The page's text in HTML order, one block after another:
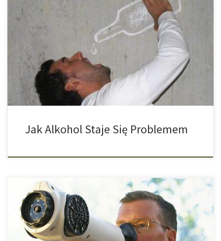
Kiedy młodzi dorośli piją w samotności, może z tego szybko
rozwinąć się problem nadmiernego spożycia. Weekendowe
upijanie się do nieprzytomności z pewnością nie jest zdrowe i
wiąże się z szeregiem zagrożeń. Jednak młodzi dorośli, którzy
piją alkohol głównie w kręgu przyjaciół, są mniej narażeni na
problemy niż ich rówieśnicy, którzy […]
Jak Alkohol Staje Się Problemem
W stanie Michigan w USA uprawa konopi indyjskich na własny
użytek jest obecnie legalna, ale liczba dozwolonych roślin jest
ograniczona do dwunastu. Dla większości miłośników marihuany